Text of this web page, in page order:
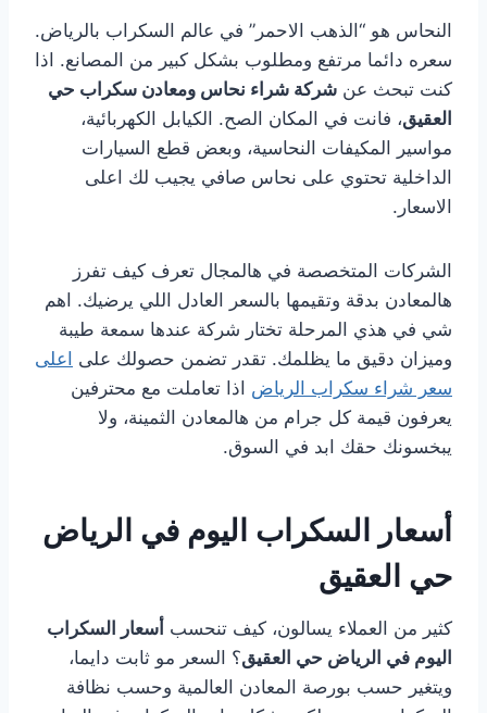
النحاس هو “الذهب الاحمر” في عالم السكراب بالرياض.
سعره دائما مرتفع ومطلوب بشكل كبير من المصانع. اذا
كنت تبحث عن شركة شراء نحاس ومعادن سكراب حي
العقيق، فانت في المكان الصح. الكيابل الكهربائية،
مواسير المكيفات النحاسية، وبعض قطع السيارات
الداخلية تحتوي على نحاس صافي يجيب لك اعلى
الاسعار.
الشركات المتخصصة في هالمجال تعرف كيف تفرز
هالمعادن بدقة وتقيمها بالسعر العادل اللي يرضيك. اهم
شي في هذي المرحلة تختار شركة عندها سمعة طيبة
وميزان دقيق ما يظلمك. تقدر تضمن حصولك على اعلى
سعر شراء سكراب الرياض اذا تعاملت مع محترفين
يعرفون قيمة كل جرام من هالمعادن الثمينة، ولا
يبخسونك حقك ابد في السوق.
أسعار السكراب اليوم في الرياض
حي العقيق
كثير من العملاء يسالون، كيف تنحسب أسعار السكراب
اليوم في الرياض حي العقيق؟ السعر مو ثابت دايما،
ويتغير حسب بورصة المعادن العالمية وحسب نظافة